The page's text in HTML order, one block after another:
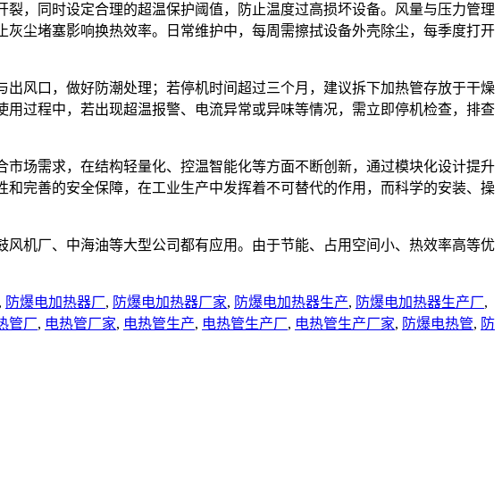
，同时设定合理的超温保护阈值，防止温度过高损坏设备。风量与压力管理
尘堵塞影响换热效率。日常维护中，每周需擦拭设备外壳除尘，每季度打开
风口，做好防潮处理；若停机时间超过三个月，建议拆下加热管存放于干燥
过程中，若出现超温报警、电流异常或异味等情况，需立即停机检查，排查
场需求，在结构轻量化、控温智能化等方面不断创新，通过模块化设计提升
完善的安全保障，在工业生产中发挥着不可替代的作用，而科学的安装、操
机厂、中海油等大型公司都有应用。由于节能、占用空间小、热效率高等优
, 防爆电加热器厂, 防爆电加热器厂家, 防爆电加热器生产, 防爆电加热器生产厂,
管厂, 电热管厂家, 电热管生产, 电热管生产厂, 电热管生产厂家, 防爆电热管, 防